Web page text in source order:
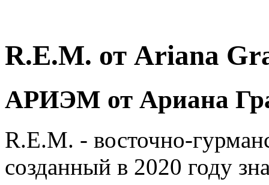
R.E.M. от Ariana
АРИЭМ от Ариана
R.E.M. - восточно-
созданный в 2020 году